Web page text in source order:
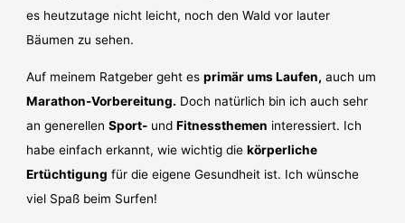
es heutzutage nicht leicht, noch den Wald vor lauter
Bäumen zu sehen.
Auf meinem Ratgeber geht esprimär ums Laufen, auch um
Marathon-Vorbereitung. Doch natürlich bin ich auch sehr
an generellenSport- undFitnessthemen interessiert. Ich
habe einfach erkannt, wie wichtig diekörperliche
Ertüchtigung für die eigene Gesundheit ist. Ich wünsche
viel Spaß beim Surfen!